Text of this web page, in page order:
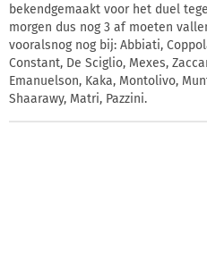
bekendgemaakt voor het duel
morgen dus nog 3 af moeten
vooralsnog nog bij: Abbiati,
Constant, De Sciglio, Mexes,
Emanuelson, Kaka, Montolivo,
Shaarawy, Matri, Pazzini.